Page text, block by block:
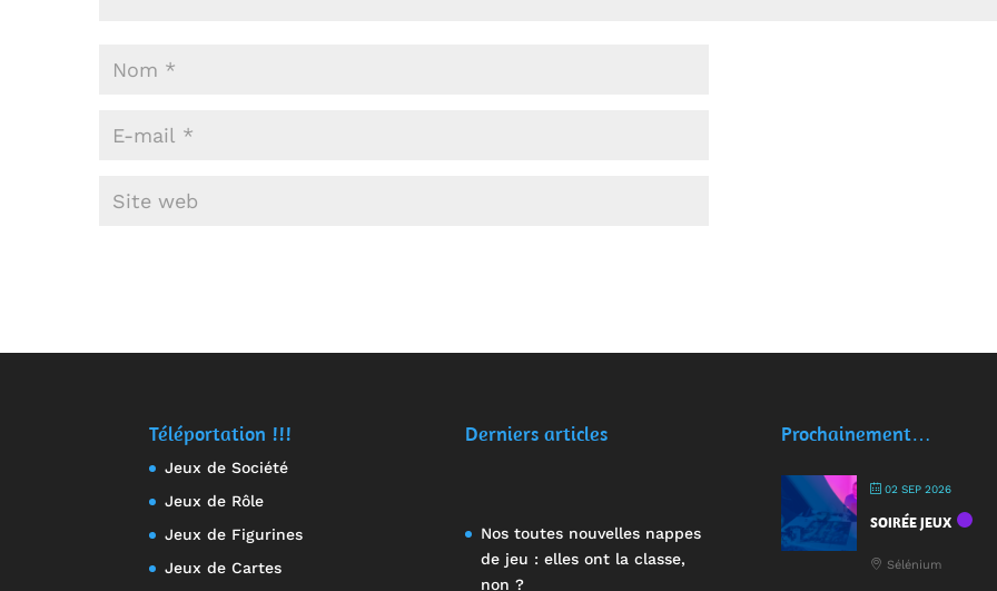
Téléportation !!!
Jeux de Société
Jeux de Rôle
Jeux de Figurines
Jeux de Cartes
Derniers articles
Nos toutes nouvelles nappes
de jeu : elles ont la classe,
non ?
Prochainement…
02 SEP 2026
SOIRÉE JEUX
Sélénium